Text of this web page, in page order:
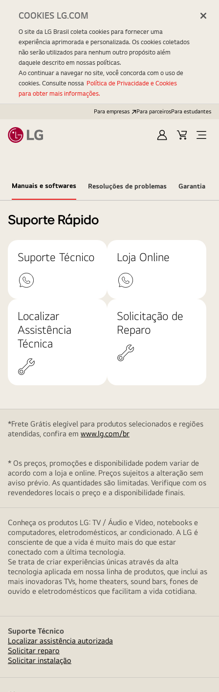
Para empresas Para parceirosPara estudantes
EntrarCarrinhoOpen
Manuais e softwares Resoluções de problemas Garantia
Suporte Rápido
Suporte Técnico Loja Online
Localizar
Assistência
Técnica
Solicitação de
Reparo
*Frete Grátis elegível para produtos selecionados e regiões
atendidas, confira em www.lg.com/br
* Os preços, promoções e disponibilidade podem variar de
acordo com a loja e online. Preços sujeitos a alteração sem
aviso prévio. As quantidades são limitadas. Verifique com os
revendedores locais o preço e a disponibilidade finais.
Conheça os produtos LG: TV / Áudio e Vídeo, notebooks e
computadores, eletrodomésticos, ar condicionado. A LG é
consciente de que a vida é muito mais do que estar
conectado com a última tecnologia.
Se trata de criar experiências únicas através da alta
tecnologia aplicada em nossa linha de produtos, que inclui as
mais inovadoras TVs, home theaters, sound bars, fones de
ouvido e eletrodomésticos que facilitam a vida cotidiana.
Suporte Técnico
Localizar assistência autorizada
Solicitar reparo
Solicitar instalação
COOKIES LG.COM
O site da LG Brasil coleta cookies para fornecer uma
experiência aprimorada e personalizada. Os cookies coletados
não serão utilizados para nenhum outro propósito além
daquele descrito em nossas políticas.
Ao continuar a navegar no site, você concorda com o uso de
cookies. Consulte nossa Política de Privacidade e Cookies
para obter mais informações.